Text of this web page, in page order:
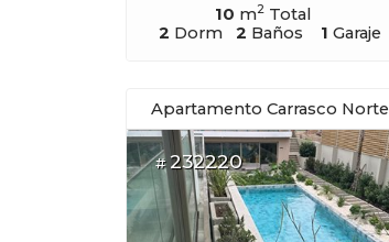
10 m2 Total
2 Dorm 2 Baños 1 Garaje
Apartamento Carrasco Norte
#232220